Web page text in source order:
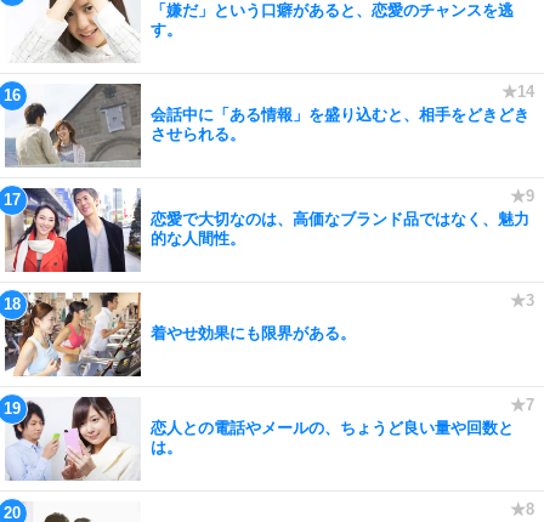
「嫌だ」という口癖があると、恋愛のチャンスを逃
す。
会話中に「ある情報」を盛り込むと、相手をどきどき
させられる。
恋愛で大切なのは、高価なブランド品ではなく、魅力
的な人間性。
着やせ効果にも限界がある。
恋人との電話やメールの、ちょうど良い量や回数と
は。